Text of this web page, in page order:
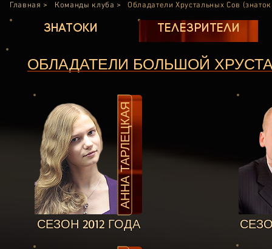
Главная > Команды клуба > Обладатели Хрустальных Сов
ЗНАТОКИ ТЕЛЕЗРИТЕЛИ
АННА ТАРЛЕЦКАЯ
СЕЗОН 2012 ГОДА
ОБЛАДАТЕЛИ БОЛЬШОЙ